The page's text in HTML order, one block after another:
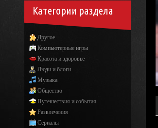
Категории раздела
Другое
Компьютерные игры
Красота и здоровье
Люди и блоги
Музыка
Общество
Путешествия и события
Развлечения
Сериалы